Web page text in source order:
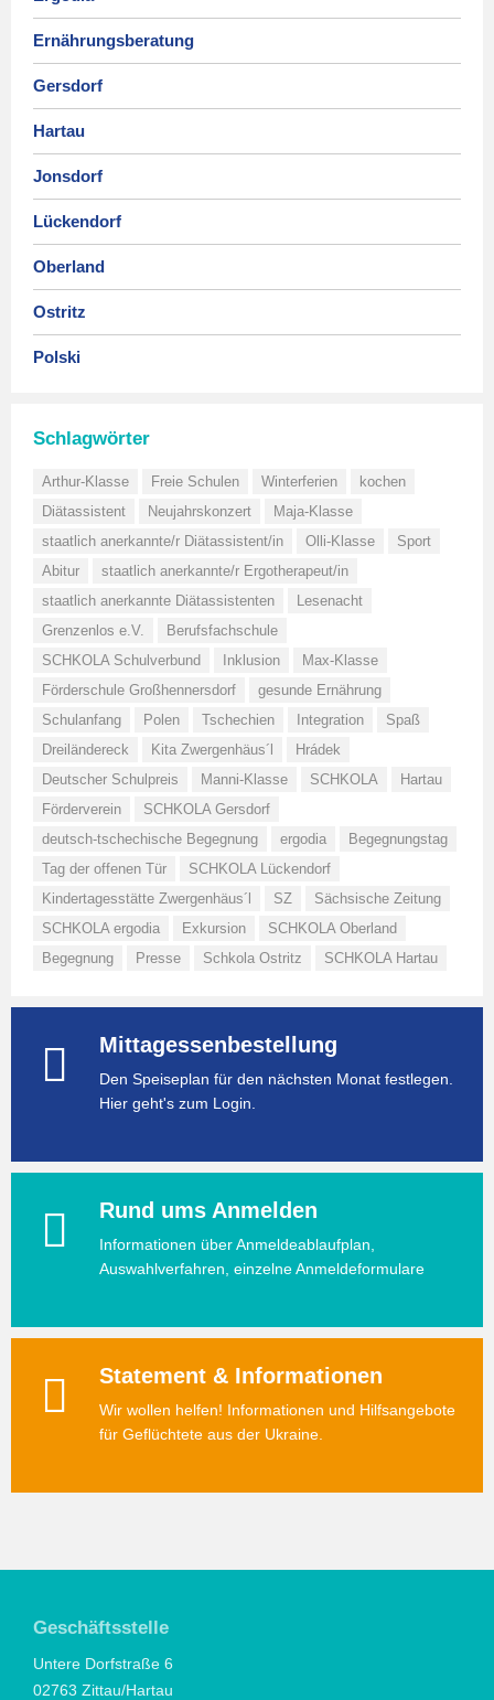
Ernährungsberatung
Gersdorf
Hartau
Jonsdorf
Lückendorf
Oberland
Ostritz
Polski
Schlagwörter
Arthur-Klasse Freie Schulen Winterferien
kochen
Diätassistent
Neujahrskonzert
Maja-Klasse
staatlich anerkannte/r Diätassistent/in
Olli-Klasse
Sport
Abitur
staatlich anerkannte/r Ergotherapeut/in
staatlich anerkannte Diätassistenten
Lesenacht
Grenzenlos e.V.
Berufsfachschule
SCHKOLA Schulverbund
Inklusion
Max-Klasse
Förderschule Großhennersdorf
gesunde Ernährung
Schulanfang
Polen Tschechien Integration
Spaß
Dreiländereck
Kita Zwergenhäus´l
Hrádek
Deutscher Schulpreis
Manni-Klasse SCHKOLA
Hartau
Förderverein
SCHKOLA Gersdorf
deutsch-tschechische Begegnung
ergodia
Begegnungstag
Tag der offenen Tür
SCHKOLA Lückendorf
Kindertagesstätte Zwergenhäus´l
SZ
Sächsische Zeitung
SCHKOLA ergodia
Exkursion
SCHKOLA Oberland
Begegnung
Presse Schkola Ostritz SCHKOLA Hartau
Mittagessenbestellung
Den Speiseplan für den nächsten Monat festlegen.
Hier geht's zum Login.
Rund ums Anmelden
Informationen über Anmeldeablaufplan,
Auswahlverfahren, einzelne Anmeldeformulare
Statement & Informationen
Wir wollen helfen! Informationen und Hilfsangebote
für Geflüchtete aus der Ukraine.
Geschäftsstelle
Untere Dorfstraße 6
02763 Zittau/Hartau